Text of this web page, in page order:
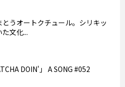
とうオートクチュール。シリキッ
た文化...
DOIN'」 A SONG #052